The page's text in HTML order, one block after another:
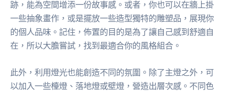
跡，能為空間增添一份故事感。或者，你也可以在牆上掛
一些抽象畫作，或是擺放一些造型獨特的雕塑品，展現你
的個人品味。記住，佈置的目的是為了讓自己感到舒適自
在，所以大膽嘗試，找到最適合你的風格組合。
此外，利用燈光也能創造不同的氛圍。除了主燈之外，可
以加入一些檯燈、落地燈或壁燈，營造出層次感。不同色